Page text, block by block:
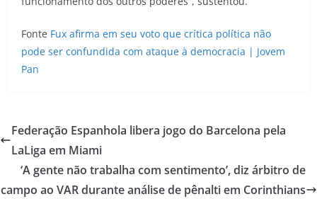
Fonte Fux afirma em seu voto que crítica política não
pode ser confundida com ataque à democracia | Jovem
Pan
Federação Espanhola libera jogo do Barcelona pela
LaLiga em Miami
‘A gente não trabalha com sentimento’, diz árbitro de
campo ao VAR durante análise de pênalti em Corinthians